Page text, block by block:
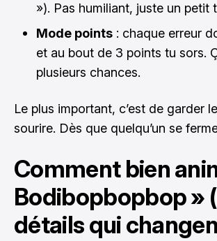
»). Pas humiliant, juste un petit
Mode points : chaque erreur
et au bout de 3 points tu sors.
plusieurs chances.
Le plus important, c’est de garder
sourire. Dès que quelqu’un se
Comment bien
Bodibopbopbop »
détails qui